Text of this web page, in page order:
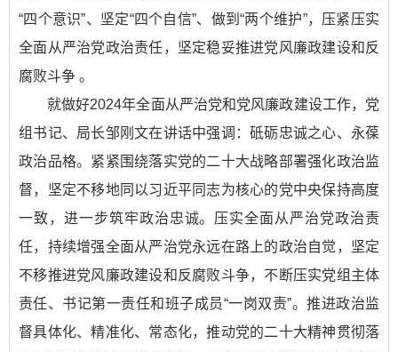
“四个意识”、坚定“四个自信”、做到“两个维护”，压紧压实
全面从严治党政治责任，坚定稳妥推进党风廉政建设和反
腐败斗争 。
就做好2024年全面从严治党和党风廉政建设工作，党
组书记、局长邹刚文在讲话中强调：砥砺忠诚之心、永葆
政治品格。紧紧围绕落实党的二十大战略部署强化政治监
督，坚定不移地同以习近平同志为核心的党中央保持高度
一致，进一步筑牢政治忠诚。压实全面从严治党政治责
任，持续增强全面从严治党永远在路上的政治自觉，坚定
不移推进党风廉政建设和反腐败斗争，不断压实党组主体
责任、书记第一责任和班子成员“一岗双责”。推进政治监
督具体化、精准化、常态化，推动党的二十大精神贯彻落